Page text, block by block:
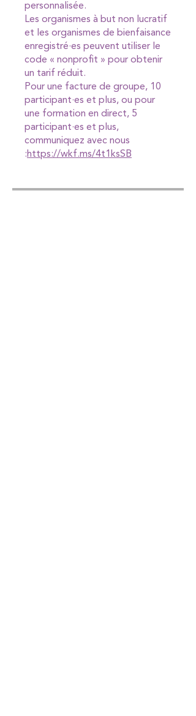
personnalisée.
Les organismes à but non lucratif
et les organismes de bienfaisance
enregistré·es peuvent utiliser le
code « nonprofit » pour obtenir
un tarif réduit.
Pour une facture de groupe, 10
participant·es et plus, ou pour
une formation en direct, 5
participant·es et plus,
communiquez avec nous
:https://wkf.ms/4t1ksSB